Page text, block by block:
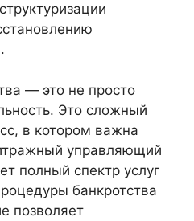
— это не просто
Это сложный
в котором важна
управляющий
полный спектр услуг
банкротства
позволяет